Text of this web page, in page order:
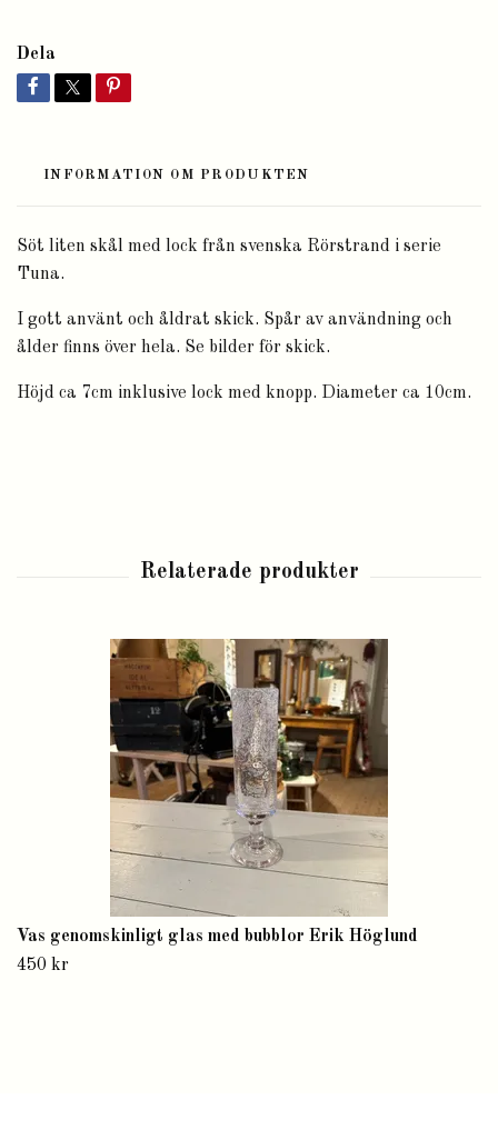
Dela
INFORMATION OM PRODUKTEN
Söt liten skål med lock från svenska Rörstrand i serie
Tuna.
I gott använt och åldrat skick. Spår av användning och
ålder finns över hela. Se bilder för skick.
Höjd ca 7cm inklusive lock med knopp. Diameter ca 10cm.
Vas genomskinligt glas med bubblor Erik Höglund
450 kr